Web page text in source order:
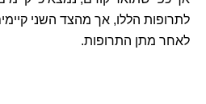
לתרופות הללו, אך מהצד השני
לאחר מתן התרופות.